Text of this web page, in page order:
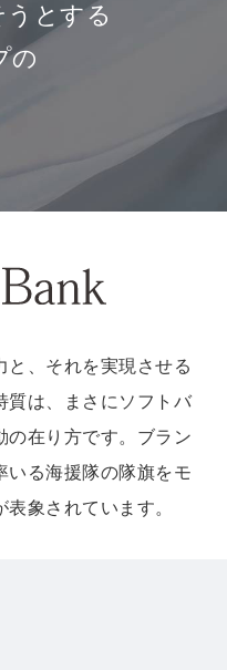
とする
の
と、それを実現させる
質は、まさにソフトバ
の在り方です。ブラン
いる海援隊の隊旗をモ
象されています。